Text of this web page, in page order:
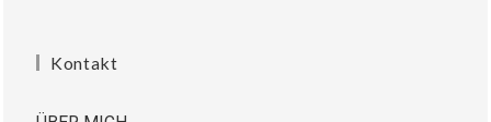
Kontakt